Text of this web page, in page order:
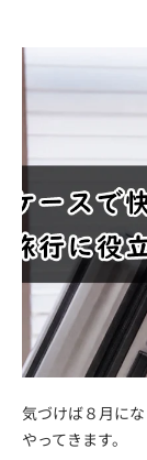
気づけば８月に
やってきます。